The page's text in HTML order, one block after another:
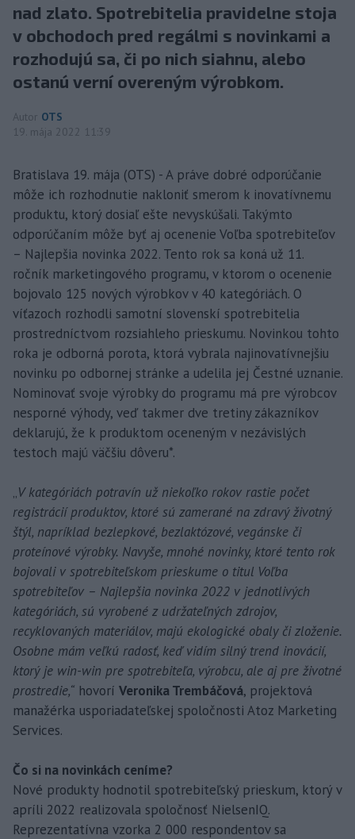
nad zlato. Spotrebitelia pravidelne stoja
v obchodoch pred regálmi s novinkami a
rozhodujú sa, či po nich siahnu, alebo
ostanú verní overeným výrobkom.
Autor OTS
19. mája 2022 11:39
Bratislava 19. mája (OTS) - A práve dobré odporúčanie
môže ich rozhodnutie nakloniť smerom k inovatívnemu
produktu, ktorý dosiaľ ešte nevyskúšali. Takýmto
odporúčaním môže byť aj ocenenie Voľba spotrebiteľov
– Najlepšia novinka 2022. Tento rok sa koná už 11.
ročník marketingového programu, v ktorom o ocenenie
bojovalo 125 nových výrobkov v 40 kategóriách. O
víťazoch rozhodli samotní slovenskí spotrebitelia
prostredníctvom rozsiahleho prieskumu. Novinkou tohto
roka je odborná porota, ktorá vybrala najinovatívnejšiu
novinku po odbornej stránke a udelila jej Čestné uznanie.
Nominovať svoje výrobky do programu má pre výrobcov
nesporné výhody, veď takmer dve tretiny zákazníkov
deklarujú, že k produktom oceneným v nezávislých
testoch majú väčšiu dôveru*.
„V kategóriách potravín už niekoľko rokov rastie počet
registrácií produktov, ktoré sú zamerané na zdravý životný
štýl, napríklad bezlepkové, bezlaktózové, vegánske či
proteínové výrobky. Navyše, mnohé novinky, ktoré tento rok
bojovali v spotrebiteľskom prieskume o titul Voľba
spotrebiteľov – Najlepšia novinka 2022 v jednotlivých
kategóriách, sú vyrobené z udržateľných zdrojov,
recyklovaných materiálov, majú ekologické obaly či zloženie.
Osobne mám veľkú radosť, keď vidím silný trend inovácií,
ktorý je win-win pre spotrebiteľa, výrobcu, ale aj pre životné
prostredie,“ hovorí Veronika Trembáčová, projektová
manažérka usporiadateľskej spoločnosti Atoz Marketing
Services.
Čo si na novinkách ceníme?
Nové produkty hodnotil spotrebiteľský prieskum, ktorý v
apríli 2022 realizovala spoločnosť NielsenIQ.
Reprezentatívna vzorka 2 000 respondentov sa